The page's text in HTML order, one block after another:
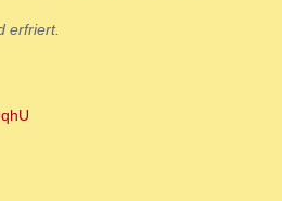
erfriert.